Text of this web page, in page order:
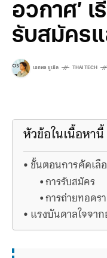
อวกาศ’
รับสมัคร
เอกพล ชูเชิด THAI TECH
หัวข้อในเนื้อหานี้
ขั้นตอนการคัดเลื
การรับสมัคร
การถ่ายทอดร
แรงบันดาลใจจา